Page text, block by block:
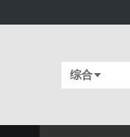
综合